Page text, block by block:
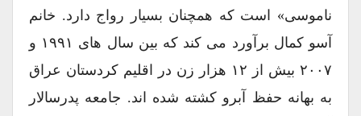
ناموسی» است که همچنان بسیار رواج دارد. خانم
آسو کمال برآورد می کند که بین سال های ۱۹۹۱ و
۲۰۰۷ بیش از ۱۲ هزار زن در اقلیم کردستان عراق
به بهانه حفظ آبرو کشته شده اند. جامعه پدرسالار